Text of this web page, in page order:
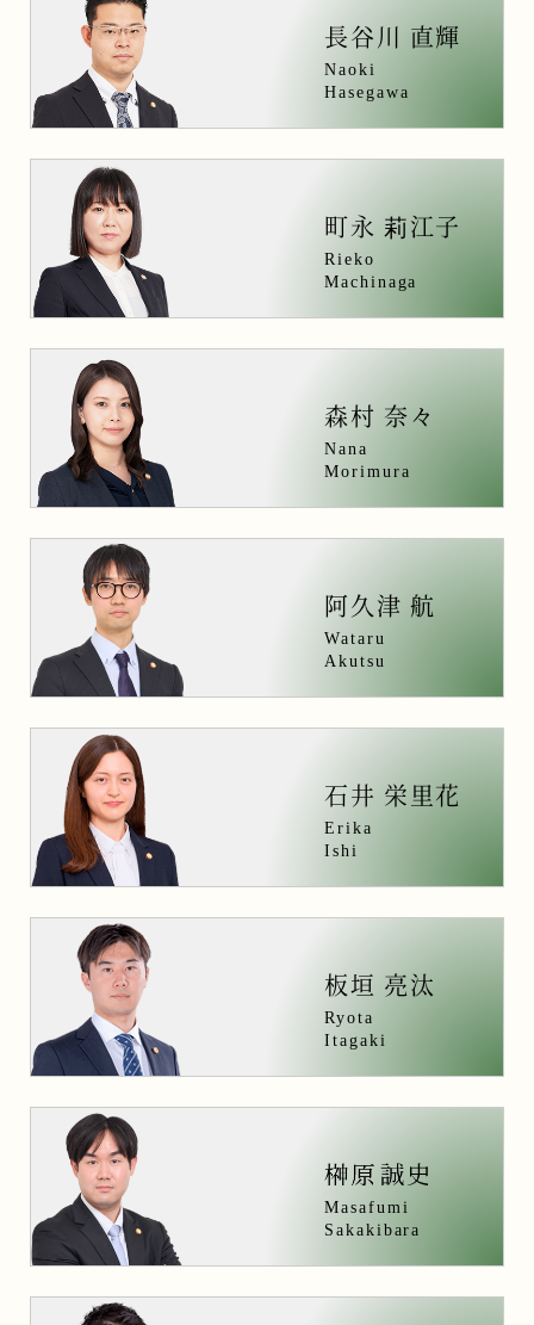
長谷川 直輝
Naoki
Hasegawa
町永莉江子
Rieko
Machinaga
森村 奈々
Nana
Morimura
阿久津 航
Wataru
Akutsu
石井 栄里花
Erika
Ishi
板垣 亮汰
Ryota
Itagaki
Masafumi
Sakakibara